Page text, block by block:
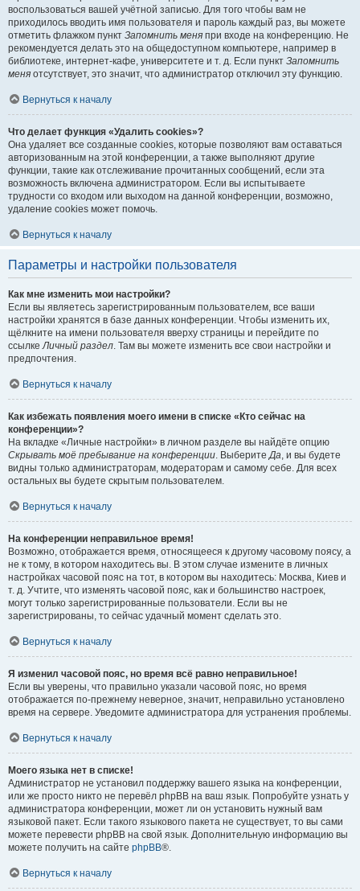
воспользоваться вашей учётной записью. Для того чтобы вам не
приходилось вводить имя пользователя и пароль каждый раз, вы можете
отметить флажком пункт Запомнить меня при входе на конференцию. Не
рекомендуется делать это на общедоступном компьютере, например в
библиотеке, интернет-кафе, университете и т. д. Если пункт Запомнить
меня отсутствует, это значит, что администратор отключил эту функцию.
Вернуться к началу
Что делает функция «Удалить cookies»?
Она удаляет все созданные cookies, которые позволяют вам оставаться
авторизованным на этой конференции, а также выполняют другие
функции, такие как отслеживание прочитанных сообщений, если эта
возможность включена администратором. Если вы испытываете
трудности со входом или выходом на данной конференции, возможно,
удаление cookies может помочь.
Вернуться к началу
Параметры и настройки пользователя
Как мне изменить мои настройки?
Если вы являетесь зарегистрированным пользователем, все ваши
настройки хранятся в базе данных конференции. Чтобы изменить их,
щёлкните на имени пользователя вверху страницы и перейдите по
ссылкеЛичный раздел. Там вы можете изменить все свои настройки и
предпочтения.
Вернуться к началу
Как избежать появления моего имени в списке «Кто сейчас на
конференции»?
На вкладке «Личные настройки» в личном разделе вы найдёте опцию
Скрывать моё пребывание на конференции. ВыберитеДа, и вы будете
видны только администраторам, модераторам и самому себе. Для всех
остальных вы будете скрытым пользователем.
Вернуться к началу
На конференции неправильное время!
Возможно, отображается время, относящееся к другому часовому поясу, а
не к тому, в котором находитесь вы. В этом случае измените в личных
настройках часовой пояс на тот, в котором вы находитесь: Москва, Киев и
т. д. Учтите, что изменять часовой пояс, как и большинство настроек,
могут только зарегистрированные пользователи. Если вы не
зарегистрированы, то сейчас удачный момент сделать это.
Вернуться к началу
Я изменил часовой пояс, но время всё равно неправильное!
Если вы уверены, что правильно указали часовой пояс, но время
отображается по-прежнему неверное, значит, неправильно установлено
время на сервере. Уведомите администратора для устранения проблемы.
Вернуться к началу
Моего языка нет в списке!
Администратор не установил поддержку вашего языка на конференции,
или же просто никто не перевёл phpBB на ваш язык. Попробуйте узнать у
администратора конференции, может ли он установить нужный вам
языковой пакет. Если такого языкового пакета не существует, то вы сами
можете перевести phpBB на свой язык. Дополнительную информацию вы
можете получить на сайте phpBB®.
Вернуться к началу